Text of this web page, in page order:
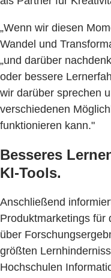
„Wenn wir diesen
Wandel und
„und darüber
oder bessere
wir darüber sprechen
verschiedenen
funktionieren kann."
Besseres
KI-Tools.
Anschließend
Produktmarketings für
über
größten
Hochschulen